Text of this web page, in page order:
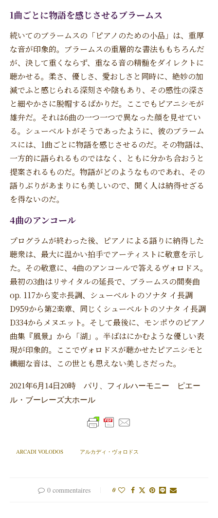
1曲ごとに物語を感じさせるブラームス
続いてのブラームスの「ピアノのための小品」は、重厚
な音が印象的。ブラームスの重層的な書法ももちろんだ
が、決して重くならず、重なる音の精髄をダイレクトに
聴かせる。柔さ、優しさ、愛おしさと同時に、絶妙の加
減でふと感じられる深刻さや陰もあり、その感性の深さ
と細やかさに脱帽するばかりだ。ここでもピアニシモが
雄弁だ。それは6曲の一つ一つで異なった顔を見せてい
る。シューベルトがそうであったように、彼のブラーム
スには、1曲ごとに物語を感じさせるのだ。その物語は、
一方的に語られるものではなく、ともに分かち合おうと
提案されるものだ。物語がどのようなものであれ、その
語りぶりがあまりにも美しいので、聞く人は納得せざる
を得ないのだ。
4曲のアンコール
プログラムが終わった後、ピアノによる語りに納得した
聴衆は、最大に温かい拍手でアーティストに敬意を示し
た。その敬意に、4曲のアンコールで答えるヴォロドス。
最初の3曲はリサイタルの延長で、ブラームスの間奏曲
op. 117から変ホ長調、シューベルトのソナタ イ長調
D959から第2楽章、同じくシューベルトのソナタ イ長調
D334からメヌエット。そして最後に、モンポウのピアノ
曲集『風景』から「湖」。半ばはにかむような優しい表
現が印象的。ここでヴォロドスが聴かせたピアニシモと
繊細な音は、この世とも思えない美しさだった。
2021年6月14日20時 パリ、フィルハーモニー ピエー
ル・ブーレーズ大ホール
ARCADI VOLODOS アルカディ・ヴォロドス
0 commentaires 0